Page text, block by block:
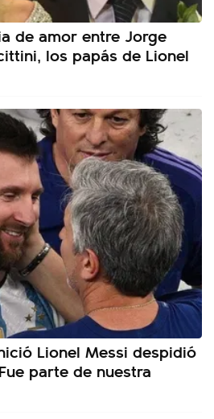
de amor entre Jorge
los papás de Lionel
Lionel Messi despidió
parte de nuestra